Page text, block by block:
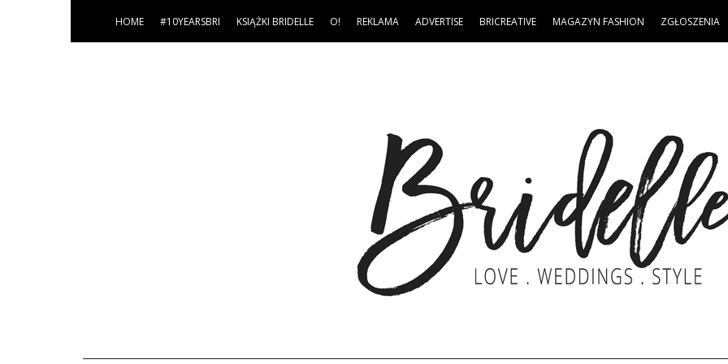
HOME #10YEARSBRI KSIĄŻKI BRIDELLE O! REKLAMA ADVERTISE BRICREATIVE MAGAZYN FASHION ZGŁOSZENIA